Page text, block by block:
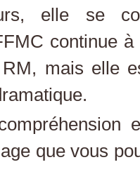
elle se
continue
mais elle
que vous